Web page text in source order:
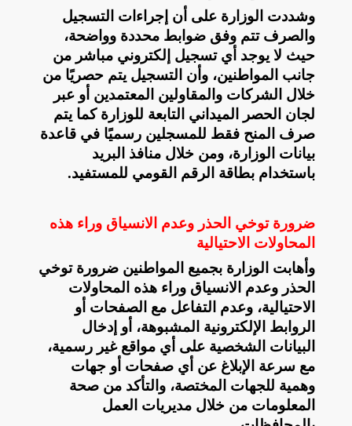
وشددت الوزارة على أن إجراءات التسجيل
والصرف تتم وفق ضوابط محددة وواضحة،
حيث لا يوجد أي تسجيل إلكتروني مباشر من
جانب المواطنين، وأن التسجيل يتم حصريًا من
خلال الشركات والمقاولين المعتمدين أو عبر
لجان الحصر الميداني التابعة للوزارة كما يتم
صرف المنح فقط للمسجلين رسميًا في قاعدة
بيانات الوزارة، ومن خلال منافذ البريد
باستخدام بطاقة الرقم القومي للمستفيد.
ضرورة توخي الحذر وعدم الانسياق وراء هذه
المحاولات الاحتيالية
وأهابت الوزارة بجميع المواطنين ضرورة توخي
الحذر وعدم الانسياق وراء هذه المحاولات
الاحتيالية، وعدم التفاعل مع الصفحات أو
الروابط الإلكترونية المشبوهة، أو إدخال
البيانات الشخصية على أي مواقع غير رسمية،
مع سرعة الإبلاغ عن أي صفحات أو جهات
وهمية للجهات المختصة، والتأكد من صحة
المعلومات من خلال مديريات العمل